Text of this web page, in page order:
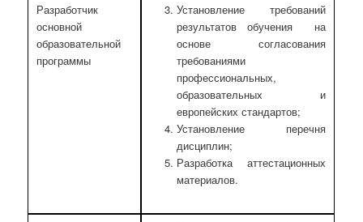
Разработчик
основной
образовательной
программы
Установление требований
результатов обучения на
основе согласования
требованиями
профессиональных,
образовательных и
европейских стандартов;
Установление перечня
дисциплин;
Разработка аттестационных
материалов.